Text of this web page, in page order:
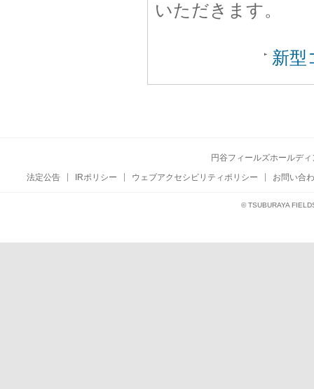
いただきます。
新型
円谷フィールズホールデ
法定公告
IRポリシー ウェブアクセシビリティポリシー お問い合
© TSUBURAYA